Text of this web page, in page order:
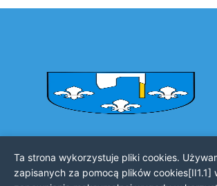
Urząd Gminy i Miasta Nowe Brzesko
32-120 Nowe Brzesko
Ta strona wykorzystuje pliki cookies.
zapisanych za pomocą plików cookies[II1.1]